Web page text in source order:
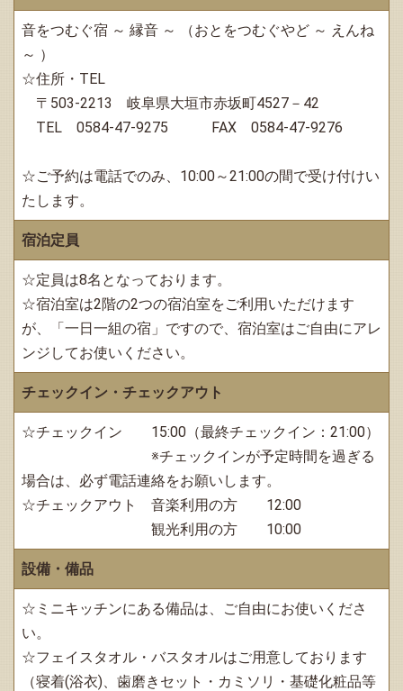
音をつむぐ宿 ～ 縁音 ～ （おとをつむぐやど ～ えんね
～ ）
☆住所・TEL
〒503-2213 岐阜県大垣市赤坂町4527－42
TEL 0584-47-9275 FAX 0584-47-9276
☆ご予約は電話でのみ、10:00～21:00の間で受け付けい
たします。
宿泊定員
☆定員は8名となっております。
☆宿泊室は2階の2つの宿泊室をご利用いただけます
が、「一日一組の宿」ですので、宿泊室はご自由にアレ
ンジしてお使いください。
チェックイン・チェックアウト
☆チェックイン 15:00（最終チェックイン：21:00）
※チェックインが予定時間を過ぎる
場合は、必ず電話連絡をお願いします。
☆チェックアウト 音楽利用の方 12:00
観光利用の方 10:00
設備・備品
☆ミニキッチンにある備品は、ご自由にお使いくださ
い。
☆フェイスタオル・バスタオルはご用意しております
（寝着(浴衣)、歯磨きセット・カミソリ・基礎化粧品等